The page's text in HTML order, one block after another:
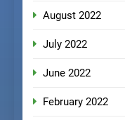
August 2022
July 2022
June 2022
February 2022